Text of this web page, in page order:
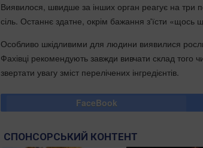
Виявилося, швидше за інших орган реагує на три
сіль. Останнє здатне, окрім бажання з'їсти «щось
Особливо шкідливими для людини виявилися
Фахівці рекомендують завжди вивчати склад того
звертати увагу зміст перелічених інгредієнтів.
FaceBook
СПОНСОРСЬКИЙ КОНТЕНТ